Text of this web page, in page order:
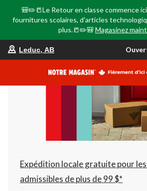
🎒✏️📒Le Retour en classe commence
fournitures scolaires, d'articles
plus.📒✏️🎒 Magasinez
votre
est
AB,
Ouvert,
Fermeture
à
22:00
changer
Leduc, AB
Expédition locale gratuite pour
admissibles de plus de 99 $*